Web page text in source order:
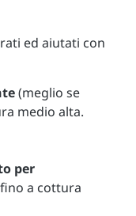
ed aiutati con
(meglio se
medio alta.
per
a cottura